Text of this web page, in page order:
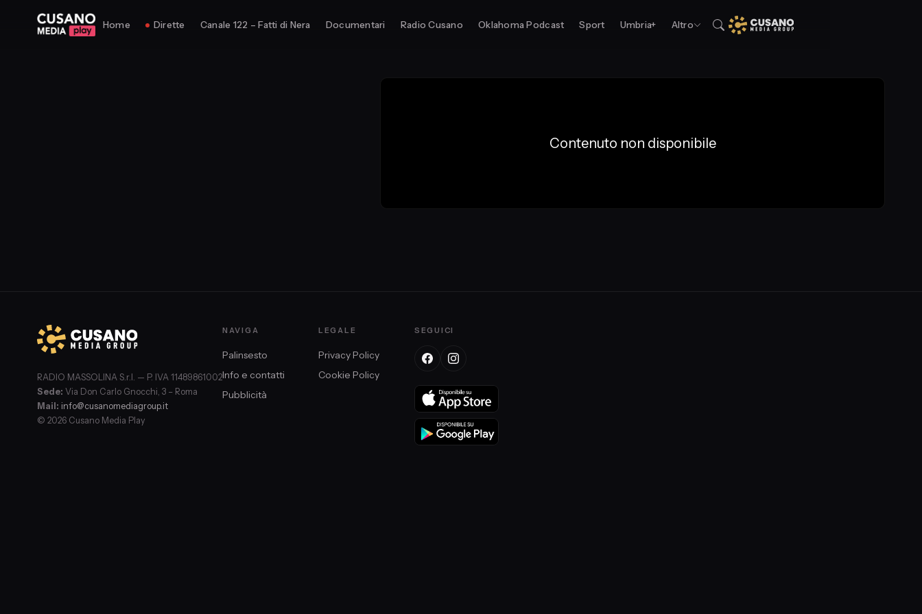
Home Dirette Canale 122 – Fatti di Nera Documentari Radio Cusano Oklahoma Podcast Sport Umbria+ Altro
Contenuto non disponibile
RADIO MASSOLINA S.r.l. — P. IVA 11489861002
Sede: Via Don Carlo Gnocchi, 3 – Roma
Mail: info@cusanomediagroup.it
© 2026 Cusano Media Play
NAVIGA
Palinsesto
Info e contatti
Pubblicità
LEGALE
Privacy Policy
Cookie Policy
SEGUICI